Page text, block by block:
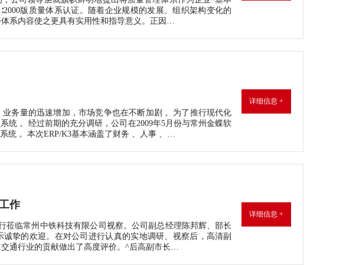
版质量体系认证。随着企业规模的发展、组织架构变化的
系内容使之更具有实用性和指导意义。正因…
务量的迅速增加，市场竞争也在不断加剧 。为了推行现代化
统 。经过前期的充分调研，公司在2009年5月份与常州金蝶软
统 。本次ERP/K3基本涵盖了财务 、人事 、…
详细信息 +
作
莅临常州中铁科技有限公司视察。公司副总经理陈邦辉、部长
挚的欢迎。在对公司进行认真的实地调研、视察后，高清副
通行业的贡献做出了高度评价。^后高副市长…
详细信息 +